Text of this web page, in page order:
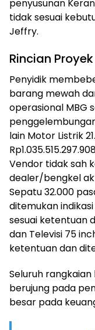
penyusunan
tidak sesuai
Jeffry.
Rincian
Penyidik
barang mewah
operasional MBG
lain Motor Listrik
Vendor tidak sah
dealer/bengkel
Sepatu 32.000
ditemukan
sesuai ketentuan
dan Televisi 75
ketentuan dan
Seluruh
berujung pada
besar pada